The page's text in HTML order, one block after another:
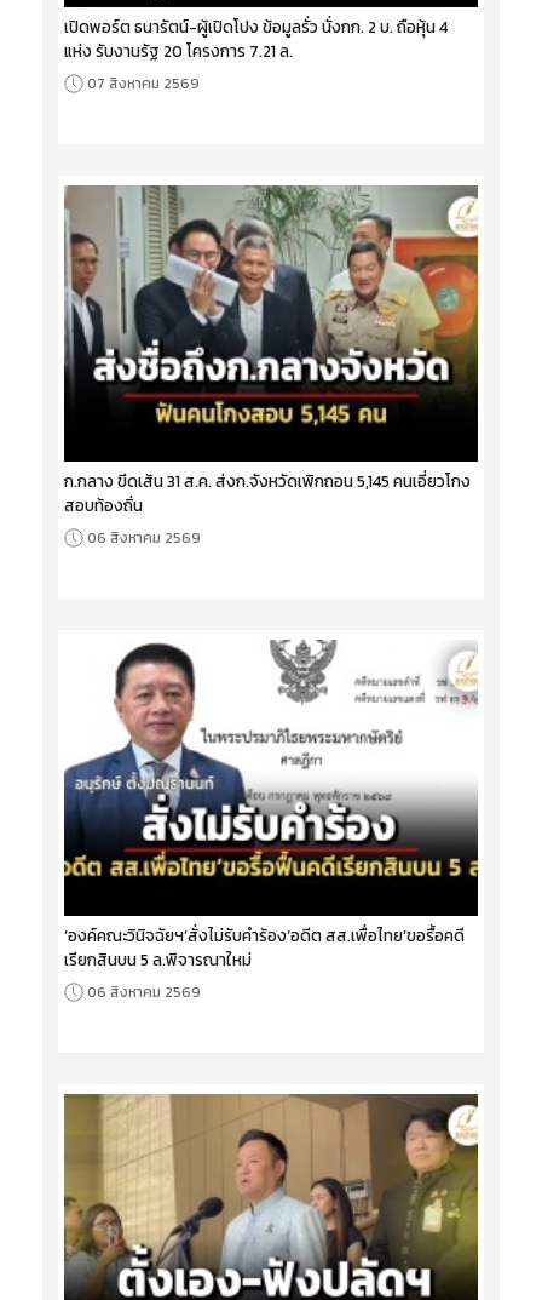
เปิดพอร์ต ธนารัตน์-ผู้เปิดโปง ข้อมูลรั่ว นั่งกก. 2 บ. ถือหุ้น 4
แห่ง รับงานรัฐ 20 โครงการ 7.21 ล.
07 สิงหาคม 2569
ก.กลาง ขีดเส้น 31 ส.ค. ส่งก.จังหวัดเพิกถอน 5,145 คนเอี่ยวโกง
สอบท้องถิ่น
06 สิงหาคม 2569
‘องค์คณะวินิจฉัยฯ’สั่งไม่รับคำร้อง‘อดีต สส.เพื่อไทย’ขอรื้อคดี
เรียกสินบน 5 ล.พิจารณาใหม่
06 สิงหาคม 2569